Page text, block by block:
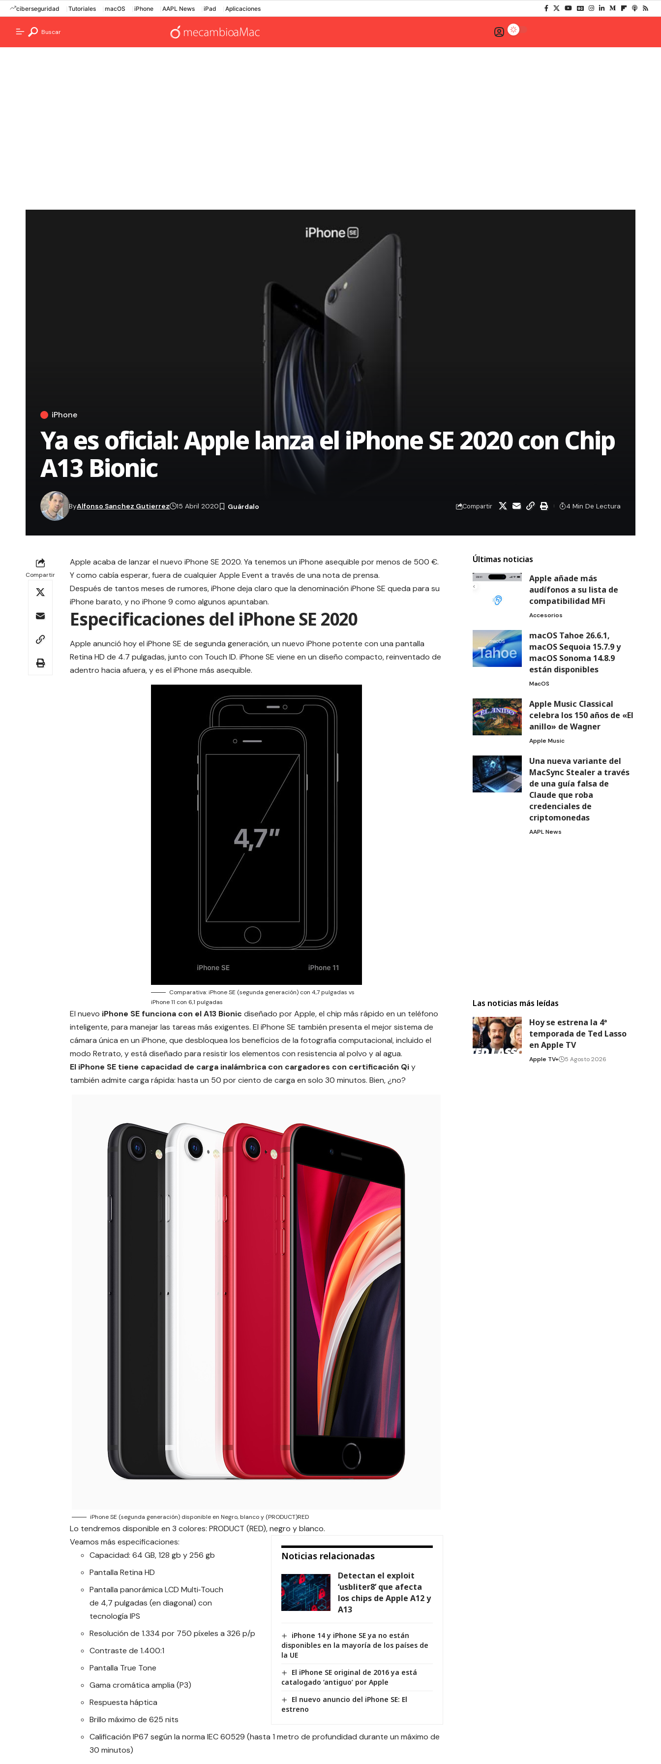
ciberseguridad Tutoriales macOS iPhone AAPL News iPad Aplicaciones
Buscar
iPhone
Ya es oficial: Apple lanza el iPhone SE 2020 con Chip
A13 Bionic
ByAlfonso Sanchez Gutierrez 15 Abril 2020 Compartir 4 Min De Lectura
Compartir
Apple acaba de lanzar el nuevo iPhone SE 2020. Ya tenemos un iPhone asequible por menos de 500 €.
Y como cabía esperar, fuera de cualquier Apple Event a través de una nota de prensa.
Después de tantos meses de rumores, iPhone deja claro que la denominación iPhone SE queda para su
iPhone barato, y no iPhone 9 como algunos apuntaban.
Especificaciones del iPhone SE 2020
Apple anunció hoyel iPhone SE de segunda generación, un nuevo iPhone potente con una pantalla
Retina HD de 4.7 pulgadas, junto con Touch ID. iPhone SE viene en un diseño compacto, reinventado de
adentro hacia afuera, y es el iPhone más asequible.
Comparativa: iPhone SE (segunda generación) con 4,7 pulgadas vs
iPhone 11 con 6,1 pulgadas
El nuevo iPhone SE funciona con el A13 Bionic diseñado por Apple, el chip más rápido en un teléfono
inteligente, para manejar las tareas más exigentes. El iPhone SE también presenta el mejor sistema de
cámara única en un iPhone, que desbloquea los beneficios de la fotografía computacional, incluido el
modo Retrato, y está diseñado para resistir los elementos con resistencia al polvo y al agua.
El iPhone SE tiene capacidad de carga inalámbrica con cargadores con certificación Qiy
también admite carga rápida: hasta un 50 por ciento de carga en solo 30 minutos. Bien, ¿no?
iPhone SE (segunda generación) disponible en Negro, blanco y (PRODUCT)RED
Lo tendremos disponible en 3 colores: PRODUCT (RED), negro y blanco.
Noticias relacionadas
Detectan el exploit
‘usbliter8’ que afecta
los chips de Apple A12 y
A13
iPhone 14 y iPhone SE ya no están
disponibles en la mayoría de los países de
la UE
El iPhone SE original de 2016 ya está
catalogado ‘antiguo’ por Apple
El nuevo anuncio del iPhone SE: El
estreno
Veamos más especificaciones:
Capacidad: 64 GB, 128 gb y 256 gb
Pantalla Retina HD
Pantalla panorámica LCD Multi‑Touch
de 4,7 pulgadas (en diagonal) con
tecnología IPS
Resolución de 1.334 por 750 píxeles a 326 p/p
Contraste de 1.400:1
Pantalla True Tone
Gama cromática amplia (P3)
Respuesta háptica
Brillo máximo de 625 nits
Calificación IP67 según la norma IEC 60529 (hasta 1 metro de profundidad durante un máximo de
30 minutos)
Últimas noticias
Apple añade más
audífonos a su lista de
compatibilidad MFi
Accesorios
macOS Tahoe 26.6.1,
macOS Sequoia 15.7.9 y
macOS Sonoma 14.8.9
están disponibles
MacOS
Apple Music Classical
celebra los 150 años de «El
anillo» de Wagner
Apple Music
Una nueva variante del
MacSync Stealer a través
de una guía falsa de
Claude que roba
credenciales de
criptomonedas
AAPL News
Las noticias más leídas
Hoy se estrena la 4ª
temporada de Ted Lasso
en Apple TV
Apple TV+ 5 Agosto 2026